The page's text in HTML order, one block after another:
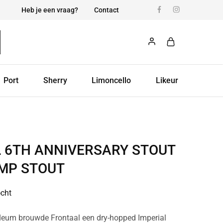
Heb je een vraag? Contact
Port Sherry Limoncello Likeur
6TH ANNIVERSARY STOUT
STOUT
brouwde Frontaal een dry-hopped Imperial